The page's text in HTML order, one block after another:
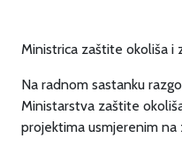
Ministrica zaštite okoliša i
Na radnom sastanku
Ministarstva zaštite
projektima usmjerenim